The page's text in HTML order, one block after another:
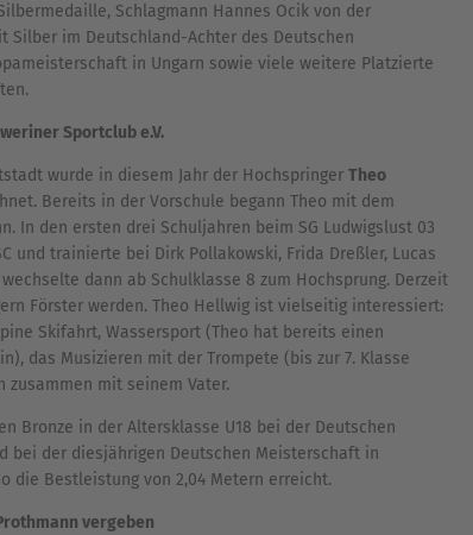
Schlagmann Hannes Ocik von der
Silber im Deutschland-Achter des Deutschen
in Ungarn sowie viele weitere Platzierte
Sportclub e.V.
wurde in diesem Jahr der Hochspringer Theo
Bereits in der Vorschule begann Theo mit dem
In den ersten drei Schuljahren beim SG Ludwigslust 03
und trainierte bei Dirk Pollakowski, Frida Dreßler, Lucas
dann ab Schulklasse 8 zum Hochsprung. Derzeit
Förster werden. Theo Hellwig ist vielseitig interessiert:
Skifahrt, Wassersport (Theo hat bereits einen
das Musizieren mit der Trompete (bis zur 7. Klasse
mit seinem Vater.
Bronze in der Altersklasse U18 bei der Deutschen
bei der diesjährigen Deutschen Meisterschaft in
die Bestleistung von 2,04 Metern erreicht.
vergeben